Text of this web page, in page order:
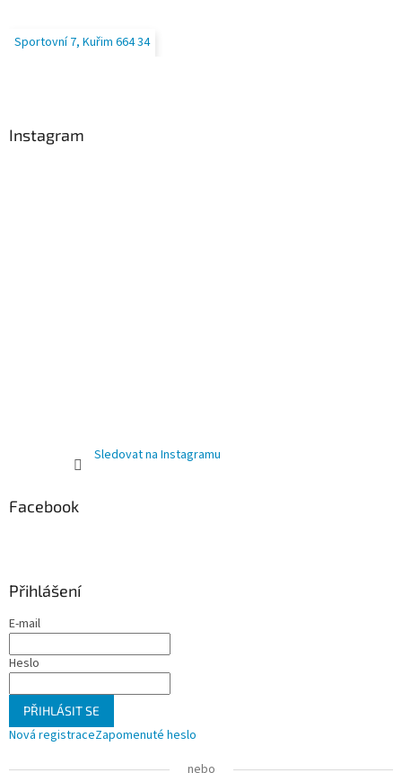
Sportovní 7, Kuřim 664 34
Instagram
Sledovat na Instagramu
Facebook
Přihlášení
E-mail
Heslo
PŘIHLÁSIT SE
Nová registraceZapomenuté heslo